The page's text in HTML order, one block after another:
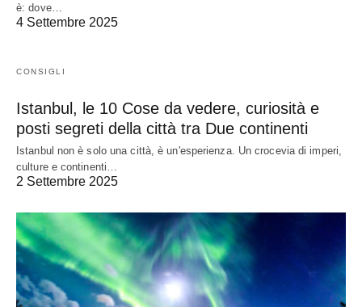
è: dove…
4 Settembre 2025
CONSIGLI
Istanbul, le 10 Cose da vedere, curiosità e
posti segreti della città tra Due continenti
Istanbul non è solo una città, è un'esperienza. Un crocevia di imperi,
culture e continenti…
2 Settembre 2025